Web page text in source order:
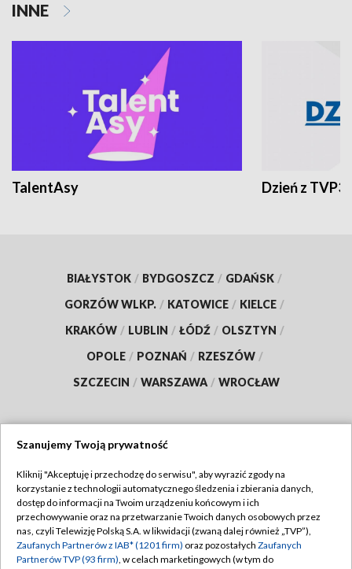
INNE
TalentAsy Dzień z TVP3
BIAŁYSTOK / BYDGOSZCZ / GDAŃSK /
GORZÓW WLKP. / KATOWICE / KIELCE /
KRAKÓW / LUBLIN / ŁÓDŹ / OLSZTYN /
OPOLE / POZNAŃ / RZESZÓW /
SZCZECIN / WARSZAWA / WROCŁAW
TVP
Abonament TVP
Emisja w TVP
Regulamin TVP
Polityka prywatności
Szanujemy Twoją prywatność
Kliknij "Akceptuję i przechodzę do serwisu", aby wyrazić zgody na
korzystanie z technologii automatycznego śledzenia i zbierania danych,
dostęp do informacji na Twoim urządzeniu końcowym i ich
przechowywanie oraz na przetwarzanie Twoich danych osobowych przez
nas, czyli Telewizję Polską S.A. w likwidacji (zwaną dalej również „TVP”),
Zaufanych Partnerów z IAB* (1201 firm) oraz pozostałych Zaufanych
Partnerów TVP (93 firm), w celach marketingowych (w tym do